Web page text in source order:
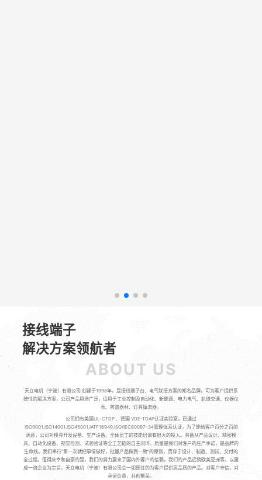
接线端子
解决方案领航者
ABOUT US
天立电机（宁波）有限公司 创建于1998年，是接线端子台、电气联接方案的知名品牌，可为客户提供系
统性的解决方案，公司产品用途广泛，适用于工业控制及自动化、新能源、电力电气、轨道交通、仪器仪
表、防盗器材、灯具镇流器。
公司拥有美国UL-CTDP 、德国 VDE-TDAP认证实验室，已通过
ISO9001,ISO14001,ISO45001,IATF16949,ISO/IEC80097-34管理体系认证，为了能给客户百分之百的
满意，公司对模具开发设备、生产设备、全体员工的技能培训有很大的投入。具备从产品设计、精密模
具、自动化设备、视觉检测、试验验证等全工艺链的自主闭环。质量是我们对客户的庄严承诺，是品牌的
生命线。我们奉行“第一次就把事情做好，批量产品做到一致”的原则，贯穿于设计、制造、测试、交付的
全过程。值得庆幸和自豪的是，我们的努力赢来了国内外客户的信赖，我们的产品远销欧美亚洲等。以建
成一流企业为宗旨，天立电机（宁波）有限公司会一如既往的为客户提供高品质的产品。对客户守信，对
承诺负责，共创繁荣。